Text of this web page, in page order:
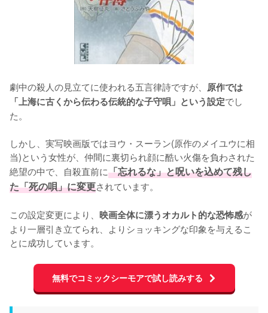
劇中の殺人の見立てに使われる五言律詩ですが、 原作では
「上海に古くから伝わる伝統的な子守唄」という設定でし
た。
しかし、実写映画版ではヨウ・スーラン(原作のメイユウに相
当)という女性が、仲間に裏切られ顔に酷い火傷を負わされた
絶望の中で、自殺直前に「忘れるな」と呪いを込めて残し
た「死の唄」に変更されています。
この設定変更により、 映画全体に漂うオカルト的な恐怖感が
より一層引き立てられ、よりショッキングな印象を与えるこ
とに成功しています。
無料でコミックシーモアで試し読みする